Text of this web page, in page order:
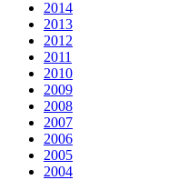
2014
2013
2012
2011
2010
2009
2008
2007
2006
2005
2004